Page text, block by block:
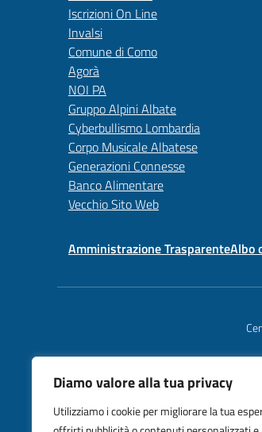
Diamo valore alla tua privacy
Utilizziamo i cookie per migliorare la tua
Iscrizioni On Line
Invalsi
Comune di Como
Agorà
NOI PA
Gruppo Alpini Albate
Cyberbullismo Lombardia
Corpo Musicale Albatese
Generazioni Connesse
Banco Alimentare
Vecchio Sito Web
Amministrazione TrasparenteAlbo